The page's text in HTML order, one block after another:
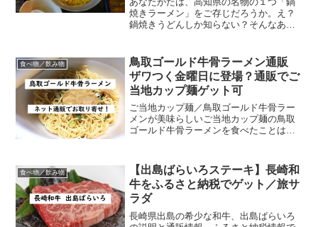
焼きラーメン」をご存じだろうか。え？
鍋焼きうどんしか知らない？そんなあな
情報をご紹介します。高知県の鍋焼きラ
ーメンとは？鍋焼きラーメ...
食べ物／飲み物
鳥取ゴールド牛骨ラーメン通販
ザワつく金曜日に登場？通販でご
当地カップ麺ゲット可
ご当地カップ麺／鳥取ゴールド牛骨ラー
メンが美味らしいご当地カップ麺の鳥取
ゴールド牛骨ラーメンを食べたことはあ
は鳥取ゴールド牛骨ラーメンの通販情報
をご紹介します。PayPa...
食べ物／飲み物
【出島ばらいろステーキ】長崎和
牛をふるさと納税でゲット／旅サ
ラダ
長崎県出島の希少な和牛、出島ばらいろ